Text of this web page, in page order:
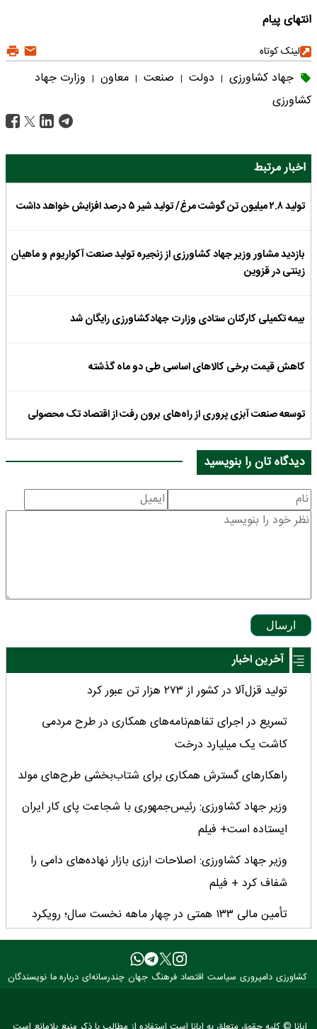
انتهای پیام
لینک کوتاه
جهاد کشاورزی | دولت | صنعت | معاون | وزارت جهاد
کشاورزی
اخبار مرتبط
تولید ۲.۸ میلیون تن گوشت مرغ/ تولید شیر ۵ درصد افزایش خواهد داشت
بازدید مشاور وزیر جهاد کشاورزی از زنجیره تولید صنعت آکواریوم و ماهیان
زینتی در قزوین
بیمه تکمیلی کارکنان ستادی وزارت جهادکشاورزی رایگان شد
کاهش قیمت برخی کالاهای اساسی طی دو ماه گذشته
توسعه صنعت آبزی پروری از راه‌های برون رفت از اقتصاد تک محصولی
دیدگاه تان را بنویسید
ارسال
آخرین اخبار
تولید قزل‌آلا در کشور از ۲۷۳ هزار تن عبور کرد
تسریع در اجرای تفاهم‌نامه‌های همکاری در طرح مردمی
کاشت یک میلیارد درخت
راهکارهای گسترش همکاری برای شتاب‌بخشی طرح‌های مولد
وزیر جهاد کشاورزی: رئیس‌جمهوری با شجاعت پای کار ایران
ایستاده است+ فیلم
وزیر جهاد کشاورزی: اصلاحات ارزی بازار نهاده‌های دامی را
شفاف کرد + فیلم
تأمین مالی ۱۳۳ همتی در چهار ماهه نخست سال؛ رویکرد
هدفمند بانک کشاورزی برای تضمین امنیت غذایی
فراخوان بین‌المللی فائو برای طراحی پوستر روز جهانی غذا
۳ عضو کمیسیون کشاورزی مجلس با وزیر جهاد کشاورزی
کشاورزی دامپروری سیاست اقتصاد فرهنگ جهان چندرسانه‌ای درباره ما نویسندگان